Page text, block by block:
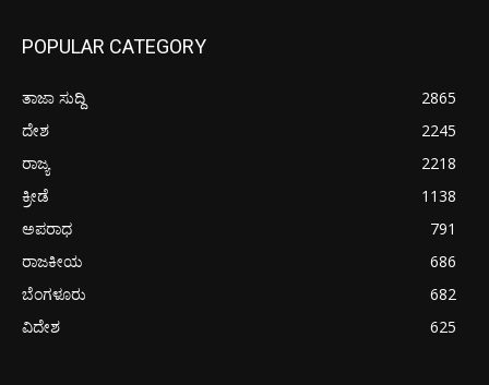
POPULAR CATEGORY
ತಾಜಾ ಸುದ್ದಿ
2865
ದೇಶ
2245
ರಾಜ್ಯ
2218
ಕ್ರೀಡೆ
1138
ಅಪರಾಧ
791
ರಾಜಕೀಯ
686
ಬೆಂಗಳೂರು
682
ವಿದೇಶ
625